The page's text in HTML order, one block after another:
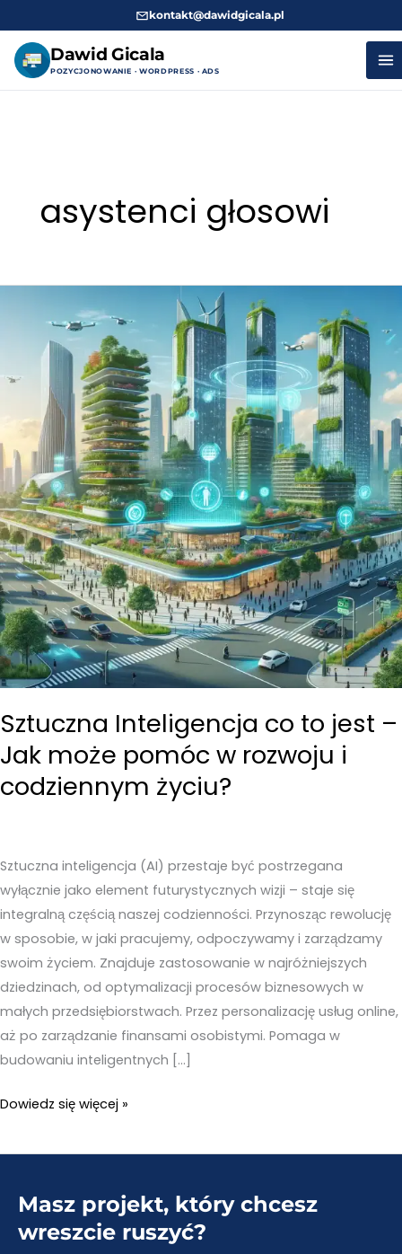
kontakt@dawidgicala.pl
Dawid Gicala
POZYCJONOWANIE · WORDPRESS · ADS
asystenci głosowi
Sztuczna Inteligencja co to jest –
Jak może pomóc w rozwoju i
codziennym życiu?
Sztuczna inteligencja (AI) przestaje być postrzegana
wyłącznie jako element futurystycznych wizji – staje się
integralną częścią naszej codzienności. Przynosząc rewolucję
w sposobie, w jaki pracujemy, odpoczywamy i zarządzamy
swoim życiem. Znajduje zastosowanie w najróżniejszych
dziedzinach, od optymalizacji procesów biznesowych w
małych przedsiębiorstwach. Przez personalizację usług online,
aż po zarządzanie finansami osobistymi. Pomaga w
budowaniu inteligentnych […]
Sztuczna
co
jest
Dowiedz się więcej »
Masz projekt, który chcesz
wreszcie ruszyć?